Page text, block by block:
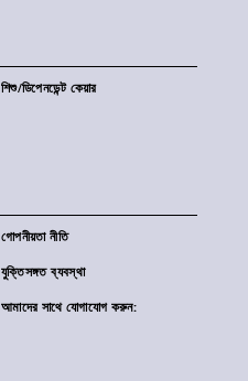
শিশু/ডিপেনডেন্ট কেয়ার
গোপনীয়তা নীতি
যুক্তিসঙ্গত ব্যবস্থা
আমাদের সাথে যোগাযোগ করুন: